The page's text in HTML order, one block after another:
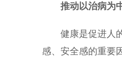
推动以治病为
健康是促进人的
感、安全感的重要